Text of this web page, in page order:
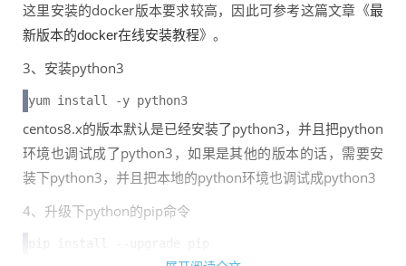
这里安装的docker版本要求较高，因此可参考这篇文章《最
新版本的docker在线安装教程》。
3、安装python3
yum install -y python3
centos8.x的版本默认是已经安装了python3，并且把python
环境也调试成了python3，如果是其他的版本的话，需要安
装下python3，并且把本地的python环境也调试成python3
4、升级下python的pip命令
pip install --upgrade pip